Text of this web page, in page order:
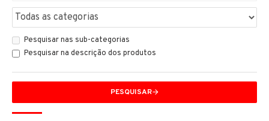
Pesquisar nas sub-categorias
Pesquisar na descrição dos produtos
PESQUISAR